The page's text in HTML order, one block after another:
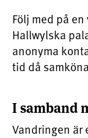
Följ med på
Hallwylska
anonyma
tid då
I samband
Vandringen är